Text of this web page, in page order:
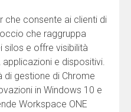
che consente ai clienti di
che raggruppa
silos e offre visibilità
e dispositivi.
di gestione di Chrome
in Windows 10 e
Workspace ONE